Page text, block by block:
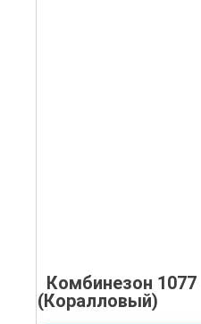
Комбинезон 1077
(Коралловый)